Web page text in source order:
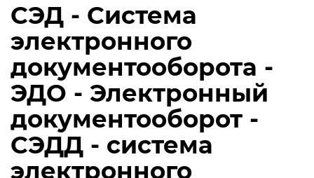
СЭД - Система
электронного
документооборота -
ЭДО - Электронный
документооборот -
СЭДД - система
электронного